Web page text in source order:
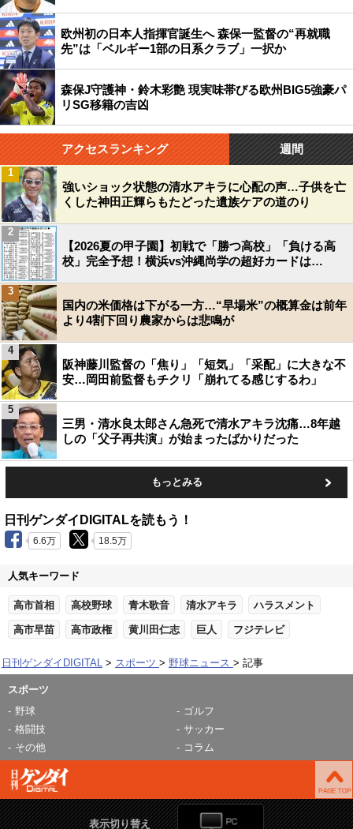
欧州初の日本人指揮官誕生へ 森保一監督の“再就職
先”は「ベルギー1部の日系クラブ」一択か
森保J守護神・鈴木彩艶 現実味帯びる欧州BIG5強豪パ
リSG移籍の吉凶
アクセスランキング 週間
強いショック状態の清水アキラに心配の声…子供を亡
くした神田正輝らもたどった遺族ケアの道のり
1
【2026夏の甲子園】初戦で「勝つ高校」「負ける高
校」完全予想！横浜vs沖縄尚学の超好カードは…
2
国内の米価格は下がる一方…“早場米”の概算金は前年
より4割下回り農家からは悲鳴が
3
阪神藤川監督の「焦り」「短気」「采配」に大きな不
安…岡田前監督もチクリ「崩れてる感じするわ」
4
三男・清水良太郎さん急死で清水アキラ沈痛…8年越
しの「父子再共演」が始まったばかりだった
5
もっとみる
日刊ゲンダイDIGITALを読もう！
6.6万 18.5万
人気キーワード
高市首相 高校野球 青木歌音 清水アキラ ハラスメント
高市早苗 高市政権 黄川田仁志 巨人 フジテレビ
日刊ゲンダイDIGITAL スポーツ 野球ニュース 記事
スポーツ
野球
ゴルフ
格闘技
サッカー
その他
コラム
表示切り替え